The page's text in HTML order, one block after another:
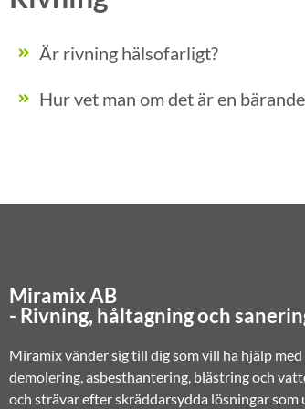
Är rivning hälsofarligt?
Hur vet man om det är en
Miramix AB
- Rivning, håltagning och
Miramix vänder sig till dig som vill ha hjälp
demolering, asbesthantering, blästring och
och strävar efter skräddarsydda lösningar